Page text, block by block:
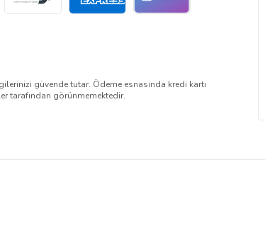
güvende tutar. Ödeme esnasında kredi kartı
tarafından görünmemektedir.